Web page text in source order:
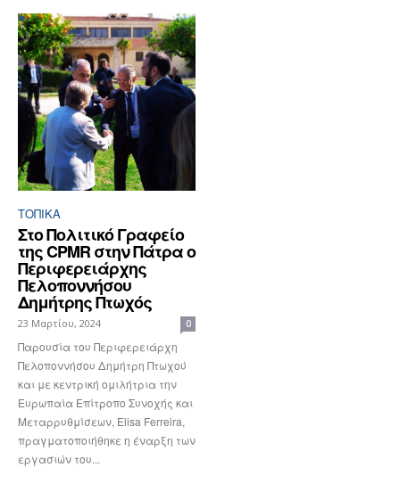
ΤΟΠΙΚΑ
Στο Πολιτικό Γραφείο
της CPMR στην Πάτρα ο
Περιφερειάρχης
Πελοποννήσου
Δημήτρης Πτωχός
23 Μαρτίου, 2024 0
Παρουσία του Περιφερειάρχη
Πελοποννήσου Δημήτρη Πτωχού
και με κεντρική ομιλήτρια την
Ευρωπαία Επίτροπο Συνοχής και
Μεταρρυθμίσεων, Elisa Ferreira,
πραγματοποιήθηκε η έναρξη των
εργασιών του...